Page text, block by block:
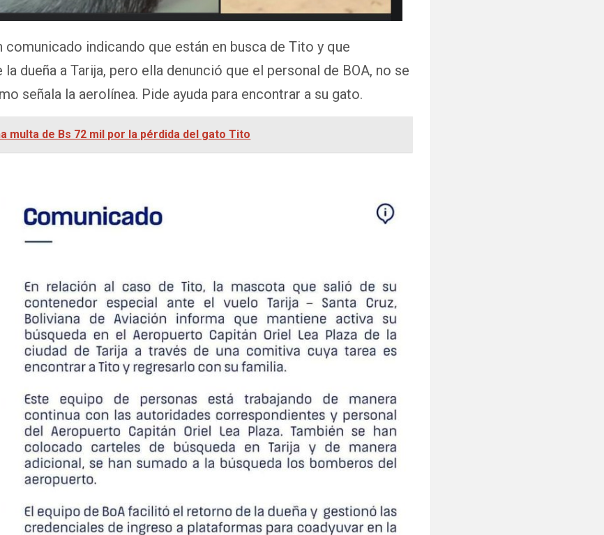
comunicado indicando que están en busca de Tito y que
dueña a Tarija, pero ella denunció que el personal de BOA, no se
señala la aerolínea. Pide ayuda para encontrar a su gato.
multa de Bs 72 mil por la pérdida del gato Tito